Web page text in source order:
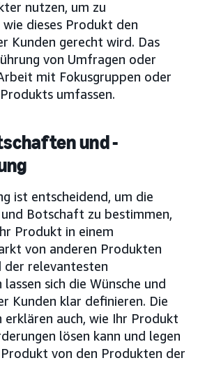
nutzen, um zu
dieses Produkt den
Kunden gerecht wird. Das
von Umfragen oder
mit Fokusgruppen oder
umfassen.
und -
ist entscheidend, um die
und Botschaft zu bestimmen,
Produkt in einem
von anderen Produkten
der relevantesten
sich die Wünsche und
Kunden klar definieren. Die
erklären auch, wie Ihr Produkt
lösen kann und legen
Produkt von den Produkten der